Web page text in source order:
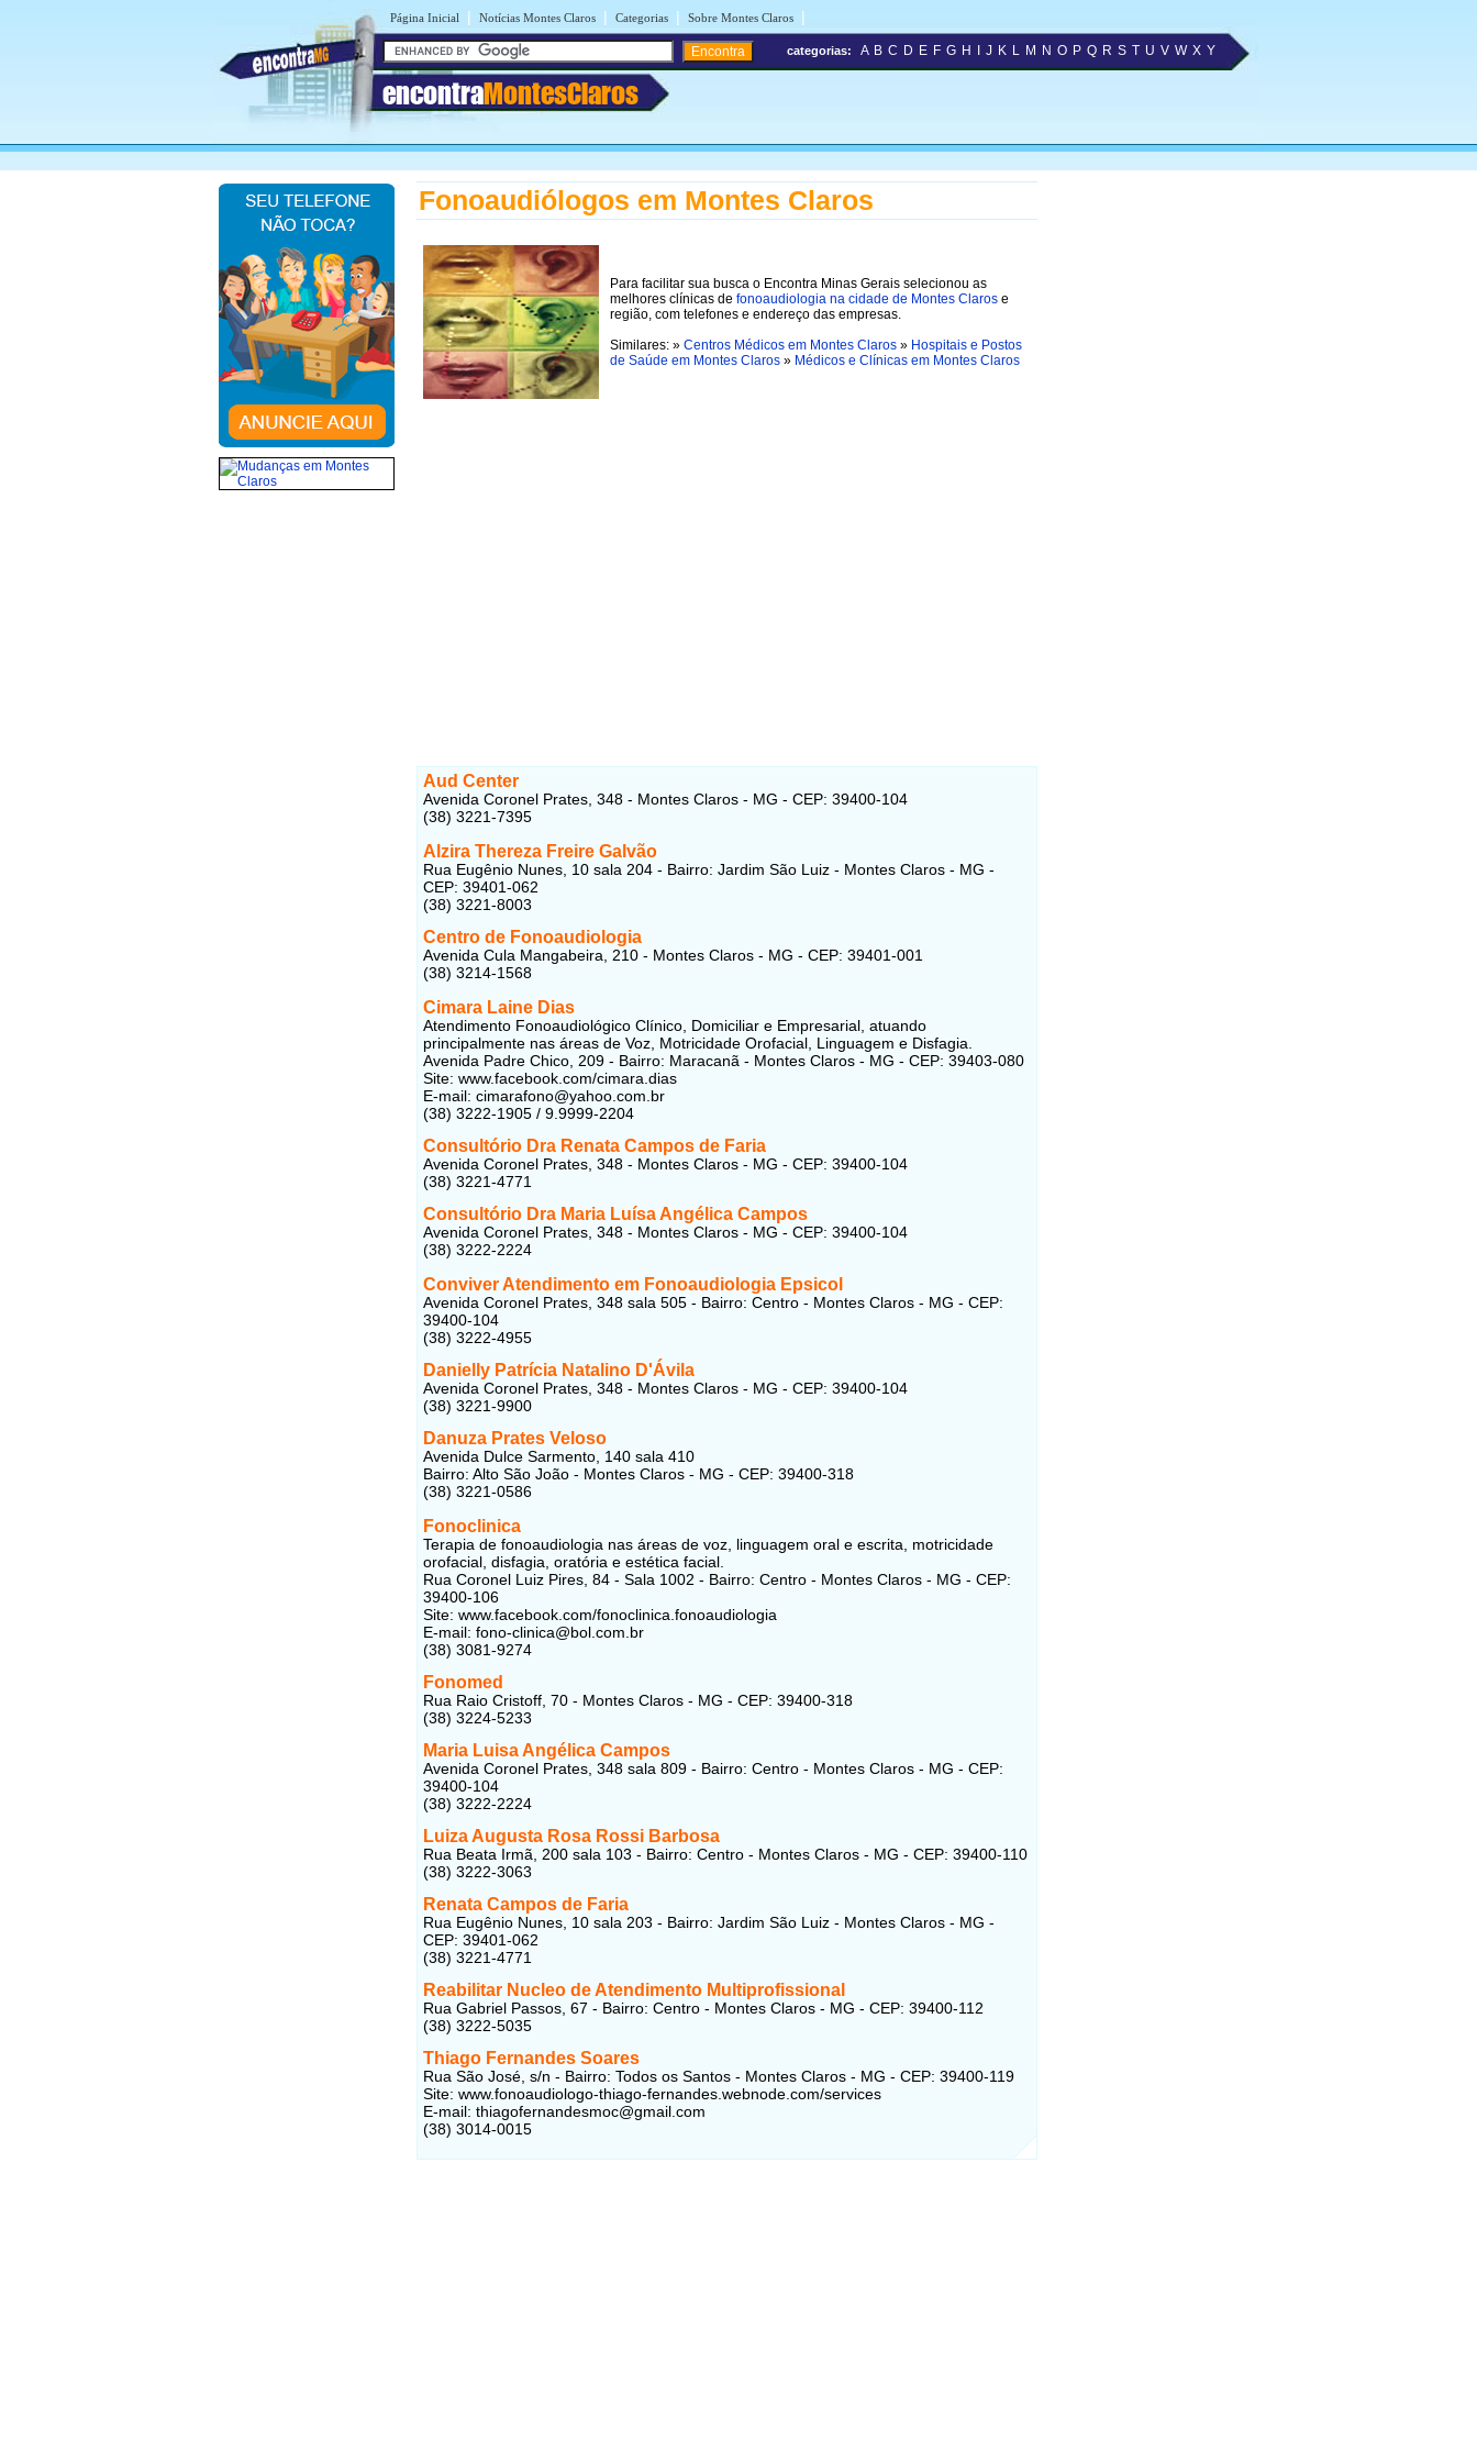
Página Inicial | Notícias Montes Claros | Categorias | Sobre Montes Claros |
encontraMontesClaros
categorias: A B C D E F G H J K L M N O P Q R S T U V W X Y
Fonoaudiólogos em Montes Claros
Para facilitar sua busca o Encontra Minas Gerais selecionou as
melhores clínicas de fonoaudiologia na cidade de Montes Claros e
região, com telefones e endereço das empresas.
Similares: » Centros Médicos em Montes Claros » Hospitais e Postos
de Saúde em Montes Claros » Médicos e Clínicas em Montes Claros
Aud Center
Avenida Coronel Prates, 348 - Montes Claros - MG - CEP: 39400-104
(38) 3221-7395
Alzira Thereza Freire Galvão
Rua Eugênio Nunes, 10 sala 204 - Bairro: Jardim São Luiz - Montes Claros - MG -
CEP: 39401-062
(38) 3221-8003
Centro de Fonoaudiologia
Avenida Cula Mangabeira, 210 - Montes Claros - MG - CEP: 39401-001
(38) 3214-1568
Cimara Laine Dias
Atendimento Fonoaudiológico Clínico, Domiciliar e Empresarial, atuando
principalmente nas áreas de Voz, Motricidade Orofacial, Linguagem e Disfagia.
Avenida Padre Chico, 209 - Bairro: Maracanã - Montes Claros - MG - CEP: 39403-080
Site: www.facebook.com/cimara.dias
E-mail: cimarafono@yahoo.com.br
(38) 3222-1905 / 9.9999-2204
Consultório Dra Renata Campos de Faria
Avenida Coronel Prates, 348 - Montes Claros - MG - CEP: 39400-104
(38) 3221-4771
Consultório Dra Maria Luísa Angélica Campos
Avenida Coronel Prates, 348 - Montes Claros - MG - CEP: 39400-104
(38) 3222-2224
Conviver Atendimento em Fonoaudiologia Epsicol
Avenida Coronel Prates, 348 sala 505 - Bairro: Centro - Montes Claros - MG - CEP:
39400-104
(38) 3222-4955
Danielly Patrícia Natalino D'Ávila
Avenida Coronel Prates, 348 - Montes Claros - MG - CEP: 39400-104
(38) 3221-9900
Danuza Prates Veloso
Avenida Dulce Sarmento, 140 sala 410
Bairro: Alto São João - Montes Claros - MG - CEP: 39400-318
(38) 3221-0586
Fonoclinica
Terapia de fonoaudiologia nas áreas de voz, linguagem oral e escrita, motricidade
orofacial, disfagia, oratória e estética facial.
Rua Coronel Luiz Pires, 84 - Sala 1002 - Bairro: Centro - Montes Claros - MG - CEP:
39400-106
Site: www.facebook.com/fonoclinica.fonoaudiologia
E-mail: fono-clinica@bol.com.br
(38) 3081-9274
Fonomed
Rua Raio Cristoff, 70 - Montes Claros - MG - CEP: 39400-318
(38) 3224-5233
Maria Luisa Angélica Campos
Avenida Coronel Prates, 348 sala 809 - Bairro: Centro - Montes Claros - MG - CEP:
39400-104
(38) 3222-2224
Luiza Augusta Rosa Rossi Barbosa
Rua Beata Irmã, 200 sala 103 - Bairro: Centro - Montes Claros - MG - CEP: 39400-110
(38) 3222-3063
Renata Campos de Faria
Rua Eugênio Nunes, 10 sala 203 - Bairro: Jardim São Luiz - Montes Claros - MG -
CEP: 39401-062
(38) 3221-4771
Reabilitar Nucleo de Atendimento Multiprofissional
Rua Gabriel Passos, 67 - Bairro: Centro - Montes Claros - MG - CEP: 39400-112
(38) 3222-5035
Thiago Fernandes Soares
Rua São José, s/n - Bairro: Todos os Santos - Montes Claros - MG - CEP: 39400-119
Site: www.fonoaudiologo-thiago-fernandes.webnode.com/services
E-mail: thiagofernandesmoc@gmail.com
(38) 3014-0015